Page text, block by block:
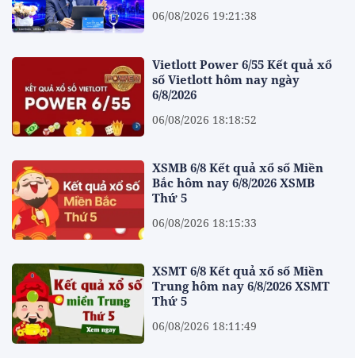
06/08/2026 19:21:38
Vietlott Power 6/55 Kết quả xổ
số Vietlott hôm nay ngày
6/8/2026
06/08/2026 18:18:52
XSMB 6/8 Kết quả xổ số Miền
Bắc hôm nay 6/8/2026 XSMB
Thứ 5
06/08/2026 18:15:33
XSMT 6/8 Kết quả xổ số Miền
Trung hôm nay 6/8/2026 XSMT
Thứ 5
06/08/2026 18:11:49